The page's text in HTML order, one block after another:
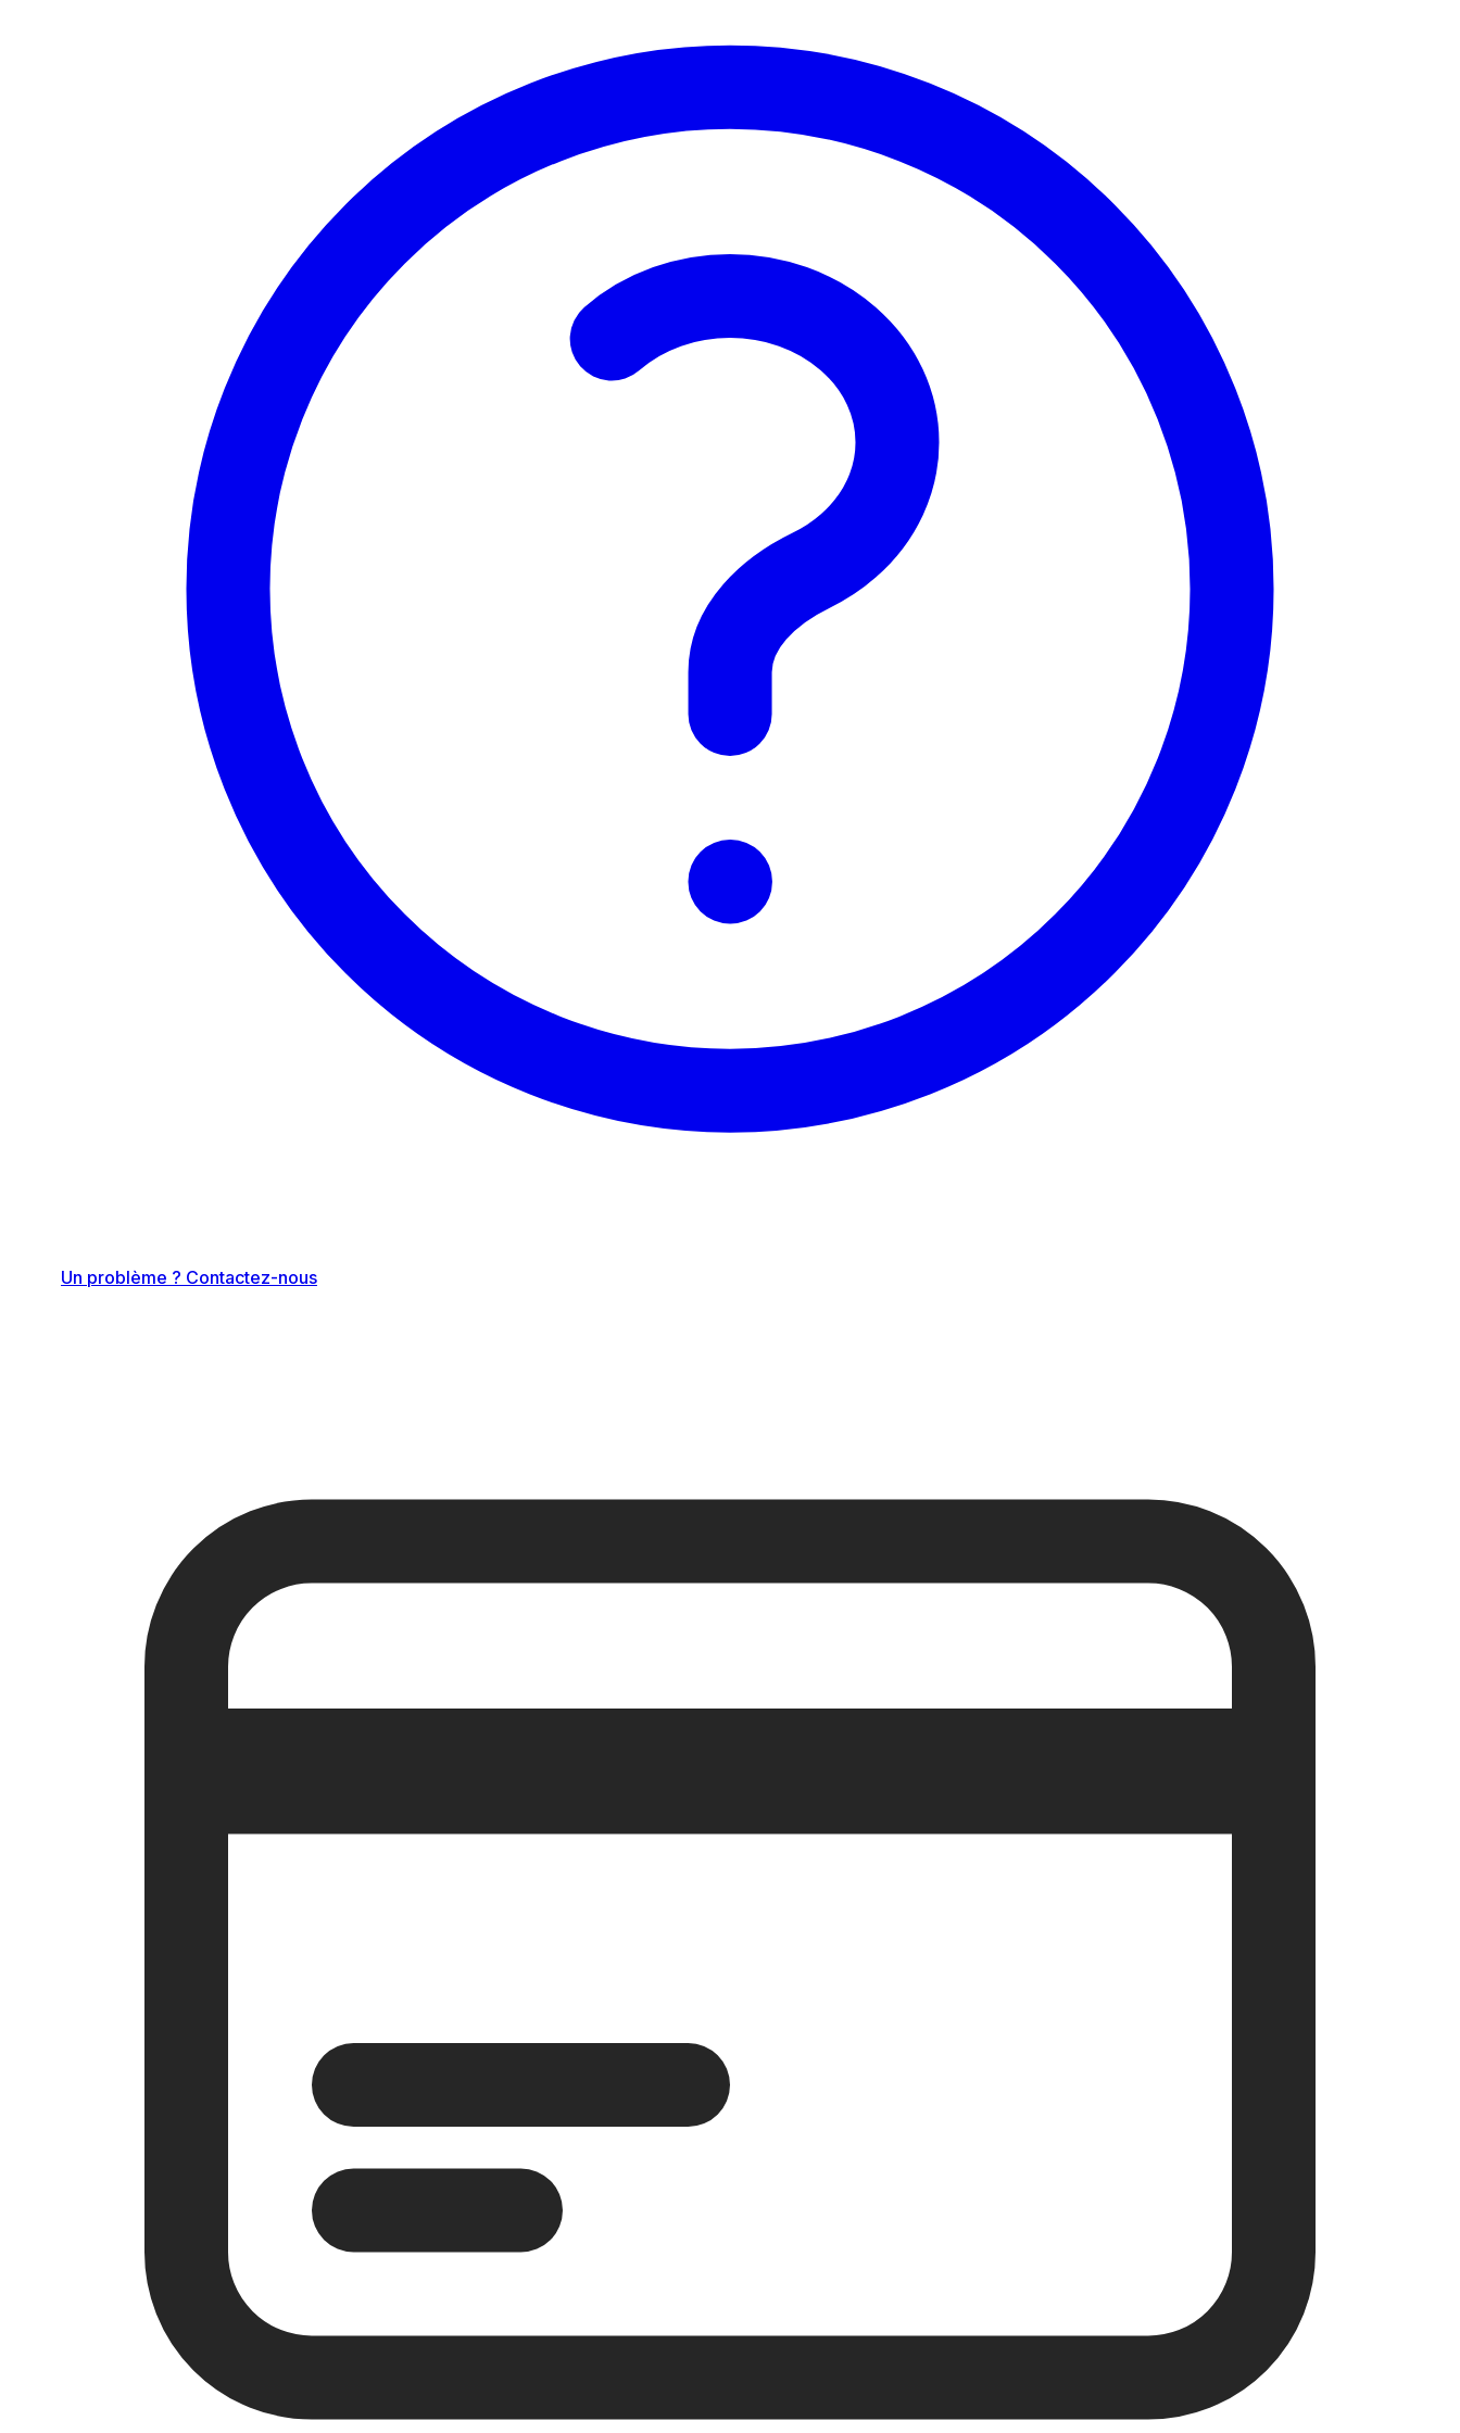
Un problème ? Contactez-nous